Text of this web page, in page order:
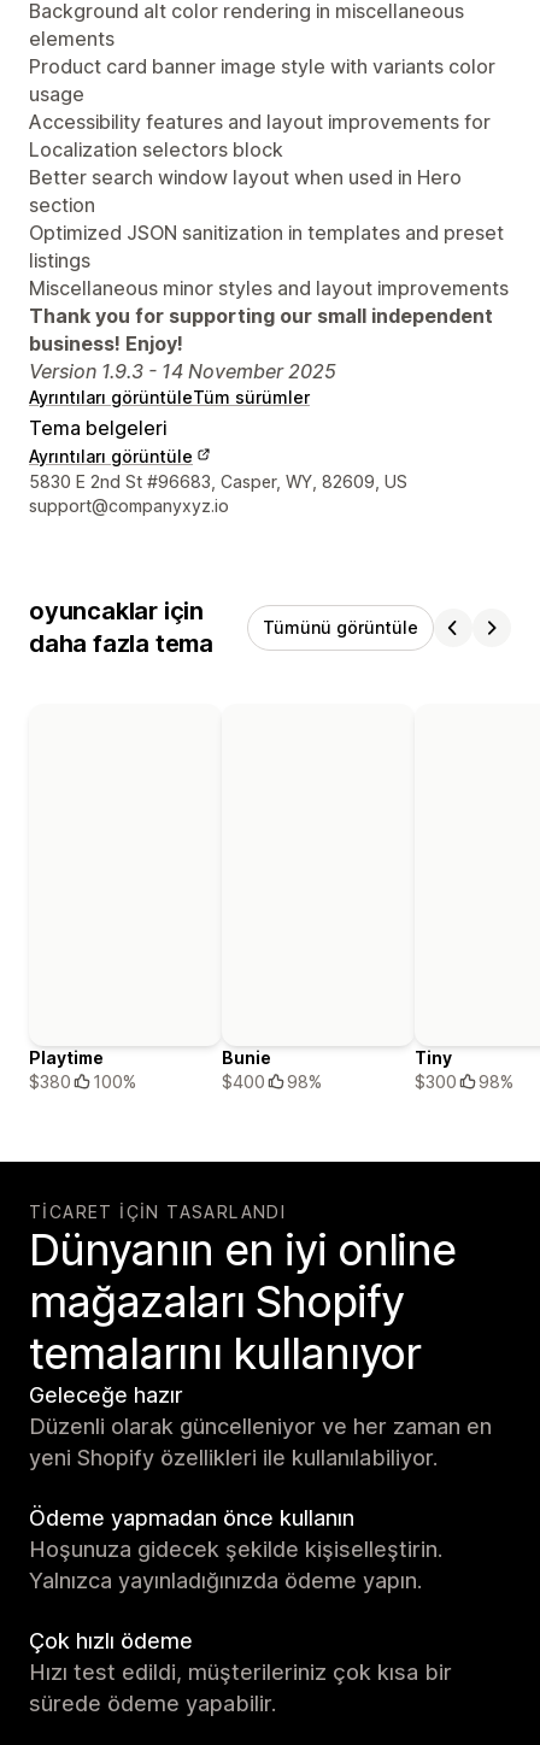
Background alt color rendering in miscellaneous
elements
Product card banner image style with variants color
usage
Accessibility features and layout improvements for
Localization selectors block
Better search window layout when used in Hero
section
Optimized JSON sanitization in templates and preset
listings
Miscellaneous minor styles and layout improvements
Thank you for supporting our small independent
business! Enjoy!
Version 1.9.3 - 14 November 2025
Ayrıntıları görüntüleTüm sürümler
Tema belgeleri
Ayrıntıları görüntüle
Tasarımcı iletişim bilgileri
5830 E 2nd St #96683, Casper, WY, 82609, US
support@companyxyz.io
oyuncaklar için
daha fazla tema
Tümünü görüntüle
Playtime
$380
100%
Bunie
$400
98%
Tiny
$300
98%
TICARET IÇIN TASARLANDI
Dünyanın en iyi online
mağazaları Shopify
temalarını kullanıyor
Geleceğe hazır
Düzenli olarak güncelleniyor ve her zaman en
yeni Shopify özellikleri ile kullanılabiliyor.
Ödeme yapmadan önce kullanın
Hoşunuza gidecek şekilde kişiselleştirin.
Yalnızca yayınladığınızda ödeme yapın.
Çok hızlı ödeme
Hızı test edildi, müşterileriniz çok kısa bir
sürede ödeme yapabilir.